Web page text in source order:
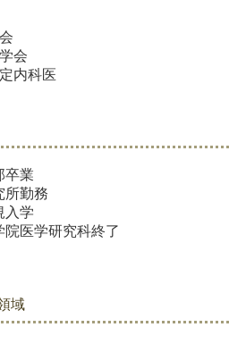
会
内科医
卒業
所勤務
入学
医学研究科終了
域